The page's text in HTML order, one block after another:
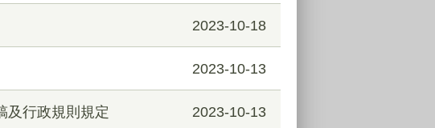
2023-10-18
2023-10-13
及行政規則規定 2023-10-13